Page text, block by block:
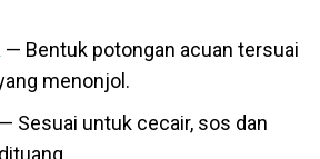
— Bentuk potongan acuan tersuai
menonjol.
— Sesuai untuk cecair, sos dan